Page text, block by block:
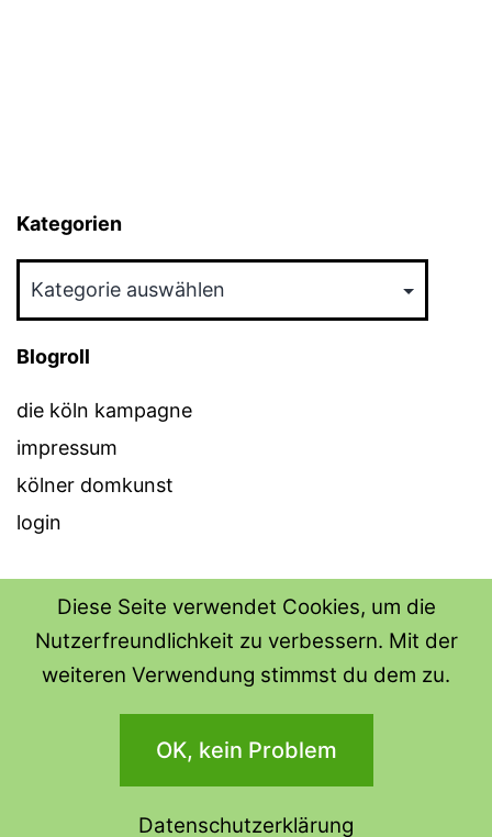
Kategorien
Blogroll
die köln kampagne
impressum
kölner domkunst
login
THE SHIRT SHOPS
Datenschutzerklärung
Stolz präsentiert vonWordPress.
Diese Seite verwendet Cookies, um die
Nutzerfreundlichkeit zu verbessern. Mit der
weiteren Verwendung stimmst du dem zu.
OK, kein Problem
DatenschutzerklärungDark Mode: